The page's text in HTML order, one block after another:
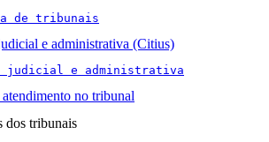
de tribunais
e administrativa (Citius)
judicial e administrativa
no tribunal
dos tribunais